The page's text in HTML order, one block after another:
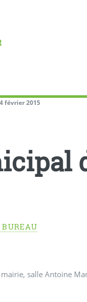
février 2015
salle Antoine